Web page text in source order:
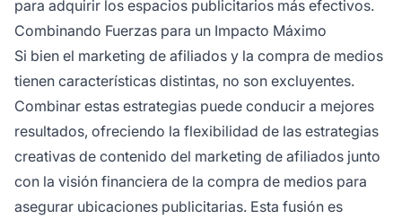
para adquirir los espacios publicitarios más efectivos.
Combinando Fuerzas para un Impacto Máximo
Si bien el marketing de afiliados y la compra de medios
tienen características distintas, no son excluyentes.
Combinar estas estrategias puede conducir a mejores
resultados, ofreciendo la flexibilidad de las estrategias
creativas de contenido del marketing de afiliados junto
con la visión financiera de la compra de medios para
asegurar ubicaciones publicitarias. Esta fusión es